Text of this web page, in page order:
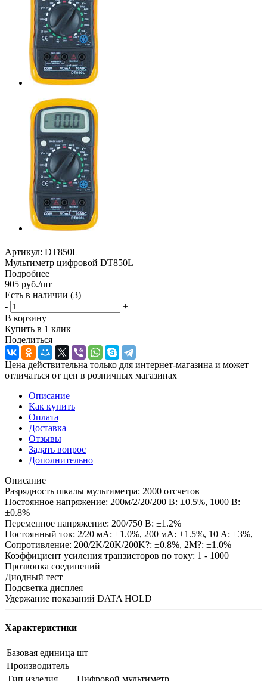
Артикул: DT850L
Мультиметр цифровой DT850L
Подробнее
905 руб./шт
Есть в наличии (3)
-
+
В корзину
Купить в 1 клик
Поделиться
Цена действительна только для интернет-магазина и может
отличаться от цен в розничных магазинах
Описание
Как купить
Оплата
Доставка
Отзывы
Задать вопрос
Дополнительно
Описание
Разрядность шкалы мультиметра: 2000 отсчетов
Постоянное напряжение: 200м/2/20/200 В: ±0.5%, 1000 В:
±0.8%
Переменное напряжение: 200/750 В: ±1.2%
Постоянный ток: 2/20 мА: ±1.0%, 200 мА: ±1.5%, 10 А: ±3%,
Сопротивление: 200/2K/20K/200K?: ±0.8%, 2M?: ±1.0%
Коэффициент усиления транзисторов по току: 1 - 1000
Прозвонка соединений
Диодный тест
Подсветка дисплея
Удержание показаний DATA HOLD
Характеристики
Базовая единица шт
Производитель